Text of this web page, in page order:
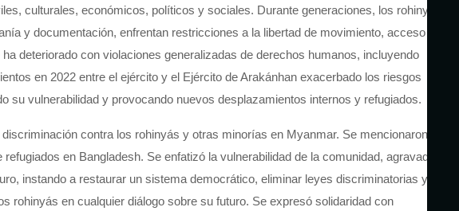
culturales, económicos, políticos y sociales. Durante generaciones, los rohinyás
y documentación, enfrentan restricciones a la libertad de movimiento, acceso
deteriorado con violaciones generalizadas de derechos humanos, incluyendo
en 2022 entre el ejército y el Ejército deArakánhan exacerbado los riesgos
vulnerabilidad y provocando nuevos desplazamientos internos y refugiados.
contra los rohinyás y otras minorías en Myanmar. Se mencionaron
en Bangladesh. Se enfatizó la vulnerabilidad de la comunidad, agravada
instando a restaurar un sistema democrático, eliminar leyes discriminatorias y
rohinyás en cualquier diálogo sobre su futuro. Se expresó solidaridad con